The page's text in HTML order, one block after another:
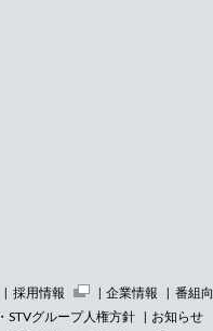
採用情報 企業情報
番組
STVグループ人権方針
お知らせ